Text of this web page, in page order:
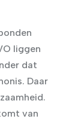
liggen
dat
Daar
van